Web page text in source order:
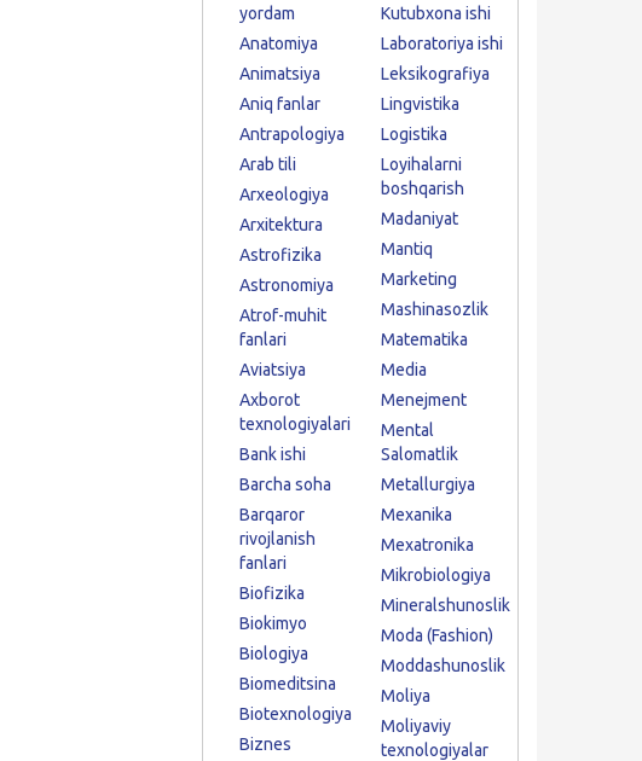
yordam
Anatomiya
Animatsiya
Aniq fanlar
Antrapologiya
Arab tili
Arxeologiya
Arxitektura
Astrofizika
Astronomiya
Atrof-muhit
fanlari
Aviatsiya
Axborot
texnologiyalari
Bank ishi
Barcha soha
Barqaror
rivojlanish
fanlari
Biofizika
Biokimyo
Biologiya
Biomeditsina
Biotexnologiya
Biznes
Kutubxona ishi
Laboratoriya ishi
Leksikografiya
Lingvistika
Logistika
Loyihalarni
boshqarish
Madaniyat
Mantiq
Marketing
Mashinasozlik
Matematika
Media
Menejment
Mental
Salomatlik
Metallurgiya
Mexanika
Mexatronika
Mikrobiologiya
Mineralshunoslik
Moda (Fashion)
Moddashunoslik
Moliya
Moliyaviy
texnologiyalar